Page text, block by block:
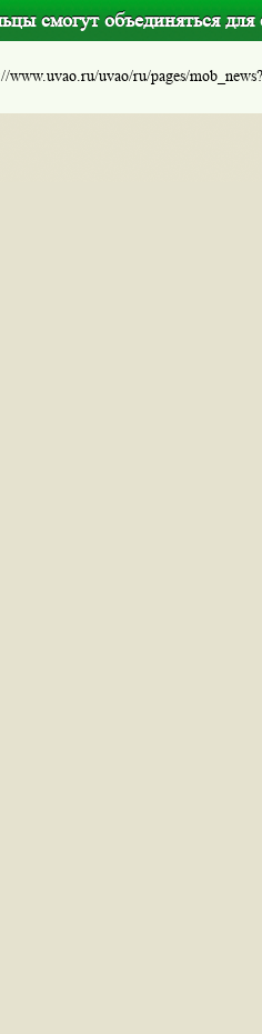
смогут объединяться
www.uvao.ru/uvao/ru/pages/